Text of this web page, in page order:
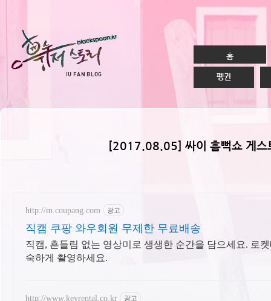
홈
펭귄
[2017.08.05] 싸이 흠뻑쇼 게스
http://m.coupang.com 광고
직캠 쿠팡 와우회원 무제한 무료배송
직캠, 흔들림 없는 영상미로 생생한 순간을 담으세요. 로
숙하게 촬영하세요.
http://www.keyrental.co.kr 광고